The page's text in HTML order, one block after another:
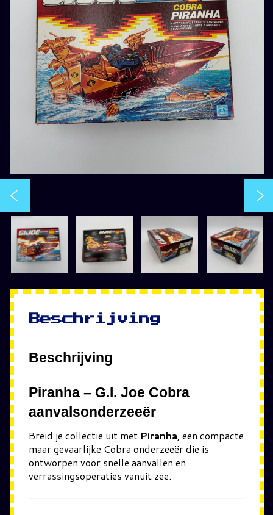
Beschrijving
Beschrijving
Piranha – G.I. Joe Cobra
aanvalsonderzeeër
Breid je collectie uit met Piranha, een compacte
maar gevaarlijke Cobra onderzeeër die is
ontworpen voor snelle aanvallen en
verrassingsoperaties vanuit zee.